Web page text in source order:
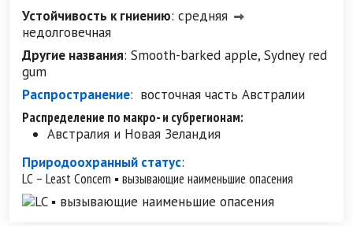
Устойчивость к гниению: средняя
недолговечная
Другие названия: Smooth-barked apple, Sydney red
gum
Распространение: восточная часть Австралии
Распределение по макро- и субрегионам:
Австралия и Новая Зеландия
Природоохранный статус:
LC – Least Concern ▪ вызывающие наименьшие опасения